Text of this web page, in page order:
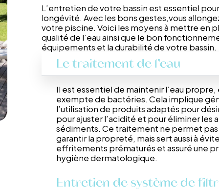
L’entretien de votre bassin est essentiel pour
longévité. Avec les bons gestes,vous
votre piscine. Voici les moyens à mettre en
qualité de l’eau ainsi que le bon
équipements et la durabilité de votre bassin.
Le traitement de l’eau
Il est essentiel de maintenir l’eau
exempte de bactéries. Cela implique
l’utilisation de produits adaptés pour
pour ajuster l’acidité et pour éliminer les
sédiments. Ce traitement ne permet
garantir la propreté, mais sert aussi à
effritements prématurés et assuré une
hygiène dermatologique.
Entretien de système de